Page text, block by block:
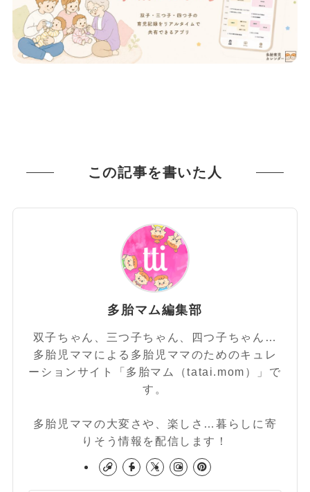
この記事を書いた人
多胎マム編集部
双子ちゃん、三つ子ちゃん、四つ子ちゃん…
多胎児ママによる多胎児ママのためのキュレ
ーションサイト「多胎マム（tatai.mom）」で
す。
多胎児ママの大変さや、楽しさ…暮らしに寄
りそう情報を配信します！